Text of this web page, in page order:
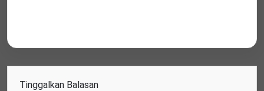
Tinggalkan Balasan